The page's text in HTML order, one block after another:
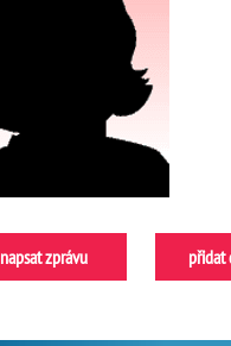
napsat zprávu přidat